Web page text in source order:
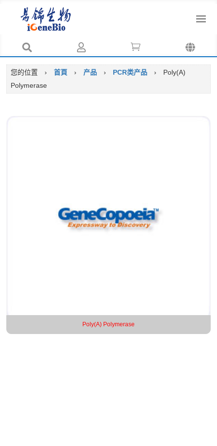
   
您的位置 › 首頁 › 产品 › PCR类产品 ›
Poly(A)
Polymerase
Poly(A) Polymerase